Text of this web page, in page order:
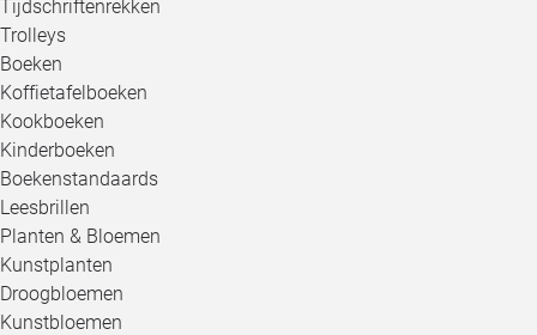
Tijdschriftenrekken
Trolleys
Boeken
Koffietafelboeken
Kookboeken
Kinderboeken
Boekenstandaards
Leesbrillen
Planten & Bloemen
Kunstplanten
Droogbloemen
Kunstbloemen